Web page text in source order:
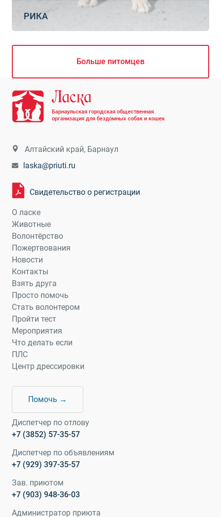
РИКА
Больше питомцев
Барнаульская городская общественная
организация для бездомных собак и кошек
Алтайский край, Барнаул
laska@priuti.ru
Свидетельство о регистрации
О ласке
Животные
Волонтёрство
Пожертвования
Новости
Контакты
Взять друга
Просто помочь
Стать волонтером
Пройти тест
Мероприятия
Что делать если
ПЛС
Центр дрессировки
Помочь →
Диспетчер по отлову
+7 (3852) 57-35-57
Диспетчер по объявлениям
+7 (929) 397-35-57
Зав. приютом
+7 (903) 948-36-03
Администратор приюта